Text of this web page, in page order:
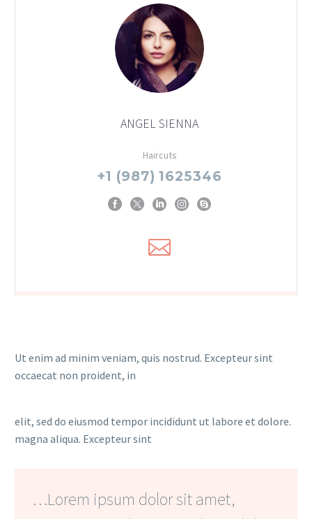
ANGEL SIENNA
Haircuts
+1 (987) 1625346
Ut enim ad minim veniam, quis nostrud. Excepteur sint
occaecat non proident, in
elit, sed do eiusmod tempor incididunt ut labore et dolore.
magna aliqua. Excepteur sint
…Lorem ipsum dolor sit amet,